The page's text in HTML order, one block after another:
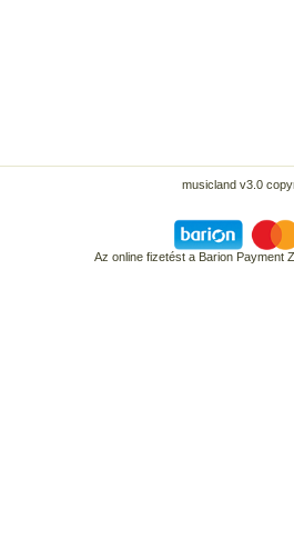
musicland v3.0
Az online fizetést a Barion Payment